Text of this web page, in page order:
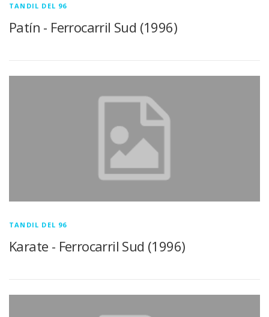
TANDIL DEL 96
Patín - Ferrocarril Sud (1996)
TANDIL DEL 96
Karate - Ferrocarril Sud (1996)